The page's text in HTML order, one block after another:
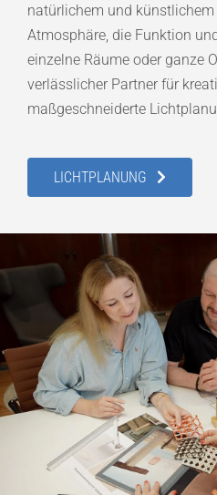
natürlichem und
Atmosphäre, die Funktion
einzelne Räume oder ganze
verlässlicher Partner für
maßgeschneiderte
LICHTPLANUNG